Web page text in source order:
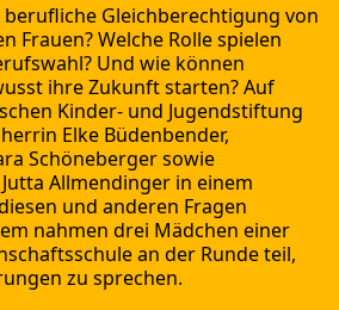
Gleichberechtigung von
Frauen? Welche Rolle spielen
Und wie können
ihre Zukunft starten? Auf
Kinder- und Jugendstiftung
Elke Büdenbender,
Schöneberger sowie
Allmendinger in einem
und anderen Fragen
nahmen drei Mädchen einer
an der Runde teil,
zu sprechen.